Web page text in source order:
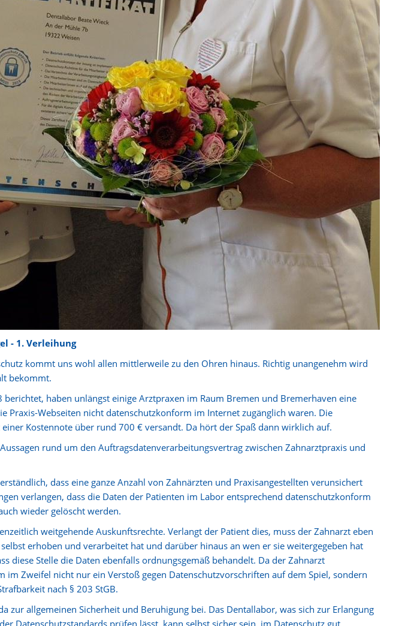
- 1. Verleihung
kommt uns wohl allen mittlerweile zu den Ohren hinaus. Richtig unangenehm wird
bekommt.
haben unlängst einige Arztpraxen im Raum Bremen und Bremerhaven eine
Praxis-Webseiten nicht datenschutzkonform im Internet zugänglich waren. Die
Kostennote über rund 700 € versandt. Da hört der Spaß dann wirklich auf.
rund um den Auftragsdatenverarbeitungsvertrag zwischen Zahnarztpraxis und
dass eine ganze Anzahl von Zahnärzten und Praxisangestellten verunsichert
verlangen, dass die Daten der Patienten im Labor entsprechend datenschutzkonform
wieder gelöscht werden.
weitgehende Auskunftsrechte. Verlangt der Patient dies, muss der Zahnarzt eben
erhoben und verarbeitet hat und darüber hinaus an wen er sie weitergegeben hat
diese Stelle die Daten ebenfalls ordnungsgemäß behandelt. Da der Zahnarzt
im Zweifel nicht nur ein Verstoß gegen Datenschutzvorschriften auf dem Spiel, sondern
nach § 203 StGB.
zur allgemeinen Sicherheit und Beruhigung bei. Das Dentallabor, was sich zur Erlangung
Datenschutzstandards prüfen lässt, kann selbst sicher sein, im Datenschutz gut